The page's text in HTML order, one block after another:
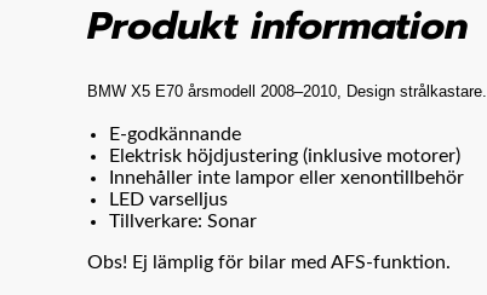
Produkt information
BMW X5 E70 årsmodell 2008–2010, Design strålkastare.
E-godkännande
Elektrisk höjdjustering (inklusive motorer)
Innehåller inte lampor eller xenontillbehör
LED varselljus
Tillverkare: Sonar
Obs! Ej lämplig för bilar med AFS-funktion.